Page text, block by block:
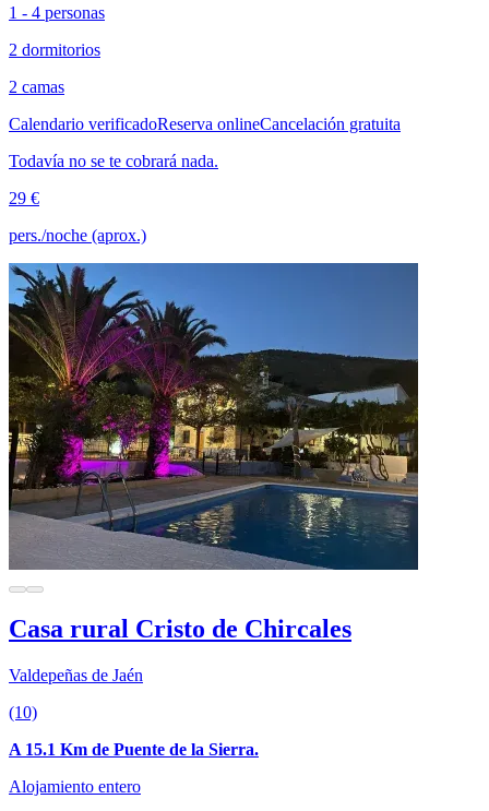
1 - 4 personas
2 dormitorios
2 camas
Calendario verificadoReserva onlineCancelación gratuita
Todavía no se te cobrará nada.
29 €
pers./noche (aprox.)
Casa rural Cristo de Chircales
Valdepeñas de Jaén
(10)
A 15.1 Km de Puente de la Sierra.
Alojamiento entero